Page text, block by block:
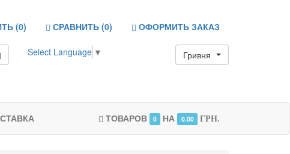
(0) СРАВНИТЬ (0) ОФОРМИТЬ ЗАКАЗ
Select Language ▼ Гривня
ТОВАРОВ 0 НА 0.00 ГРН.